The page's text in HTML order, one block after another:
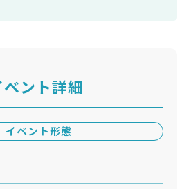
ベント詳細
イベント形態